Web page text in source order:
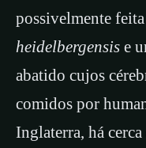
possivelmente
heidelbergensis e
abatido cujos
comidos por
Inglaterra, há